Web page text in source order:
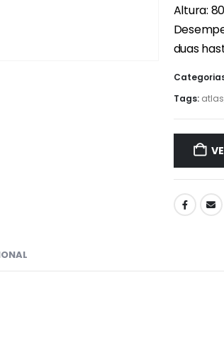
Altura:
duas
Tags: atlas